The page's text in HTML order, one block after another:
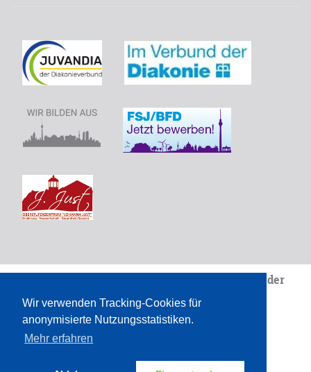
Wir verwenden Tracking-Cookies für
anonymisierte Nutzungsstatistiken.
Mehr erfahren
Juvandia - der
Diakonieverbunde.V.
Pädagogik. Am Puls des Lebens.
ZUM SEITENANFANG